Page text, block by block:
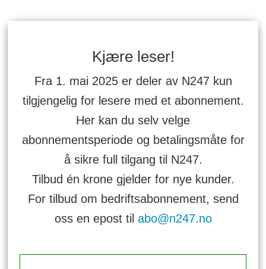
Kjære leser!
Fra 1. mai 2025 er deler av N247 kun
tilgjengelig for lesere med et abonnement.
Her kan du selv velge
abonnementsperiode og betalingsmåte for
å sikre full tilgang til N247.
Tilbud én krone gjelder for nye kunder.
For tilbud om bedriftsabonnement, send
oss en epost til abo@n247.no